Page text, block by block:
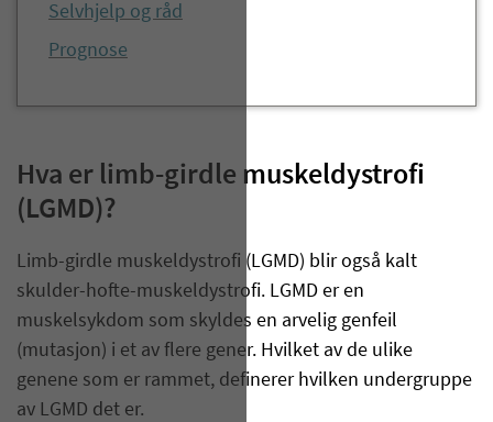
Selvhjelp og råd
Prognose
Hva er limb-girdle muskeldystrofi
(LGMD)?
Limb-girdle muskeldystrofi (LGMD) blir også kalt
skulder-hofte-muskeldystrofi. LGMD er en
muskelsykdom som skyldes en arvelig genfeil
(mutasjon) i et av flere gener. Hvilket av de ulike
genene som er rammet, definerer hvilken undergruppe
av LGMD det er.